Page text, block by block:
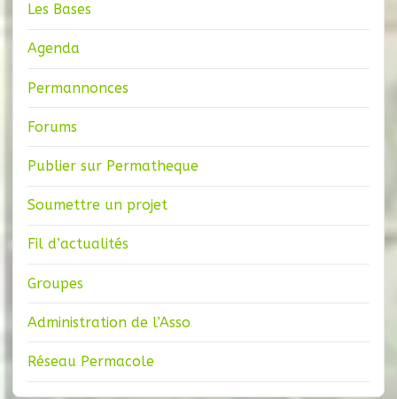
Les Bases
Agenda
Permannonces
Forums
Publier sur Permatheque
Soumettre un projet
Fil d’actualités
Groupes
Administration de l’Asso
Réseau Permacole